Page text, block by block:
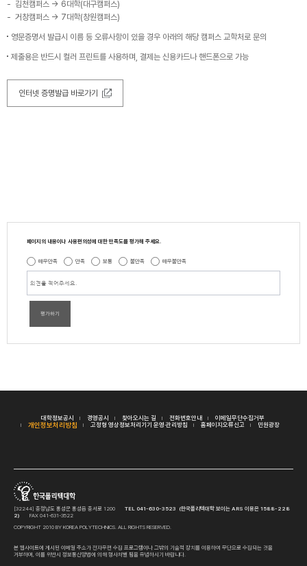
김천캠퍼스 → 6대학(대구캠퍼스)
거창캠퍼스 → 7대학(창원캠퍼스)
영문증명서 발급시 이름 등 오류사항이 있을 경우 아래의 해당 캠퍼스 교학처로 문의
제출용은 반드시 컬러 프린트를 사용하며, 결제는 신용카드나 핸드폰으로 가능
인터넷 증명발급 바로가기
페이지의 내용이나 사용편의성에 대한 만족도를 평가해 주세요.
매우만족 만족 보통 불만족 매우불만족
평가하기
대학정보공시 경영공시 찾아오시는 길 전화번호안내 이메일무단수집거부
개인정보처리방침 고정형 영상정보처리기기 운영·관리방침 홈페이지오류신고 민원광장
[32244] 충청남도 홍성군 홍성읍 충서로 1200 TEL 041-630-3523 (한국폴리텍대학 보이는 ARS 이용은 1588-228
2)
FAX 041-631-3522
COPYRIGHT 2010 BY KOREA POLYTECHNICS. ALL RIGHTS RESERVED.
본 웹사이트에 게시된 이메일 주소가 전자우편 수집 프로그램이나 그밖의 기술적 장치를 이용하여 무단으로 수집되는 것을
거부하며, 이를 위반시 정보통신망법에 의해 형사처벌 됨을 유념하시기 바랍니다.